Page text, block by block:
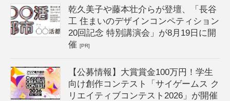
乾久美子や藤本壮介らが登壇、「長谷
工 住まいのデザインコンペティション
20回記念 特別講演会」が8月19日に開
催[PR]
【公募情報】大賞賞金100万円！学生
向け創作コンテスト「サイゲームス ク
リエイティブコンテスト2026」が開催